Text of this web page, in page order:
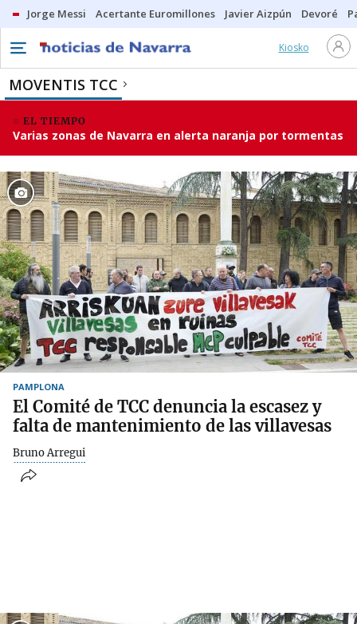
Jorge Messi Acertante Euromillones Javier Aizpún Devoré
Kiosko
MOVENTIS TCC
EL TIEMPO
Varias zonas de Navarra en alerta naranja por tormentas
PAMPLONA
El Comité de TCC denuncia la escasez y
falta de mantenimiento de las villavesas
Bruno Arregui